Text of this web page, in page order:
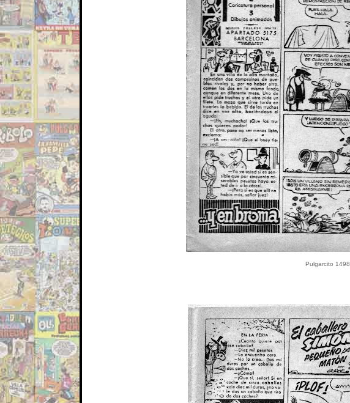
Pulgarcito 1498